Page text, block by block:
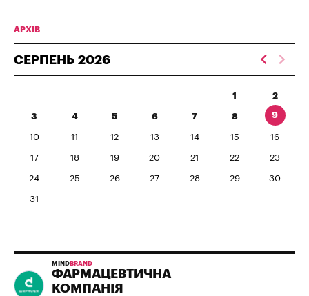
АРХІВ
СЕРПЕНЬ 2026
1 2
3 4 5 6 7 8 9
10 11 12 13 14 15 16
17 18 19 20 21 22 23
24 25 26 27 28 29 30
31
MIND BRAND
ФАРМАЦЕВТИЧНА
КОМПАНІЯ